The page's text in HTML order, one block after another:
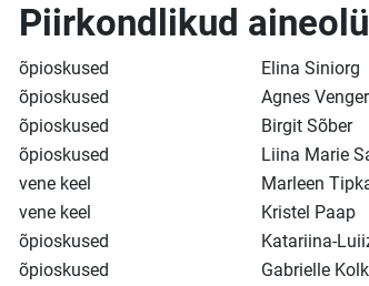
Piirkondlikud
õpioskused Elina Siniorg
õpioskused
Agnes
õpioskused
Birgit Sõber
õpioskused
Liina Marie
vene keel
Marleen
vene keel
Kristel Paap
õpioskused
Katariina-
õpioskused
Gabrielle Kolk